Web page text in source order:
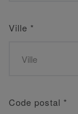
Ville *
Code postal *